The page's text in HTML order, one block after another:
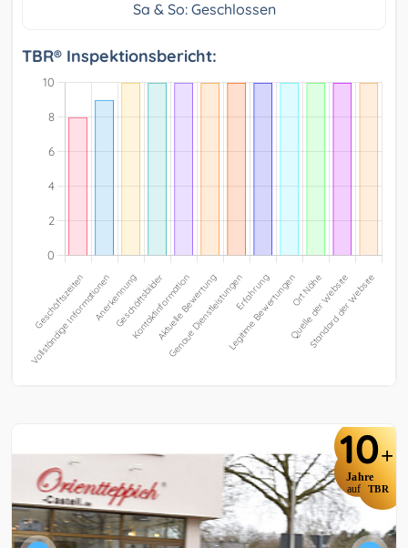
Sa & So: Geschlossen
TBR® Inspektionsbericht:
10+
Jahre
auf TBR